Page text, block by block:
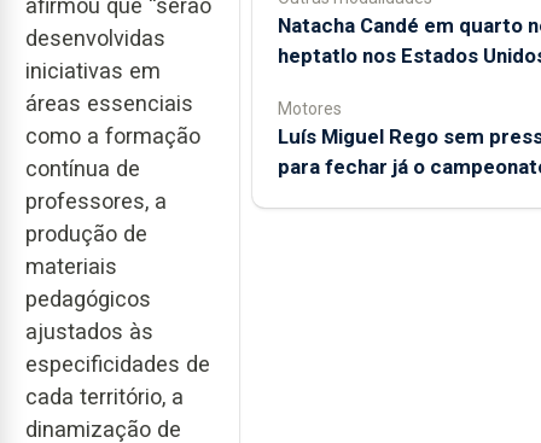
afirmou que “serão
desenvolvidas
iniciativas em
áreas essenciais
como a formação
contínua de
professores, a
produção de
materiais
pedagógicos
ajustados às
especificidades de
cada território, a
dinamização de
Natacha Candé em quarto
heptatlo nos Estados
Motores
Luís Miguel Rego sem
para fechar já o